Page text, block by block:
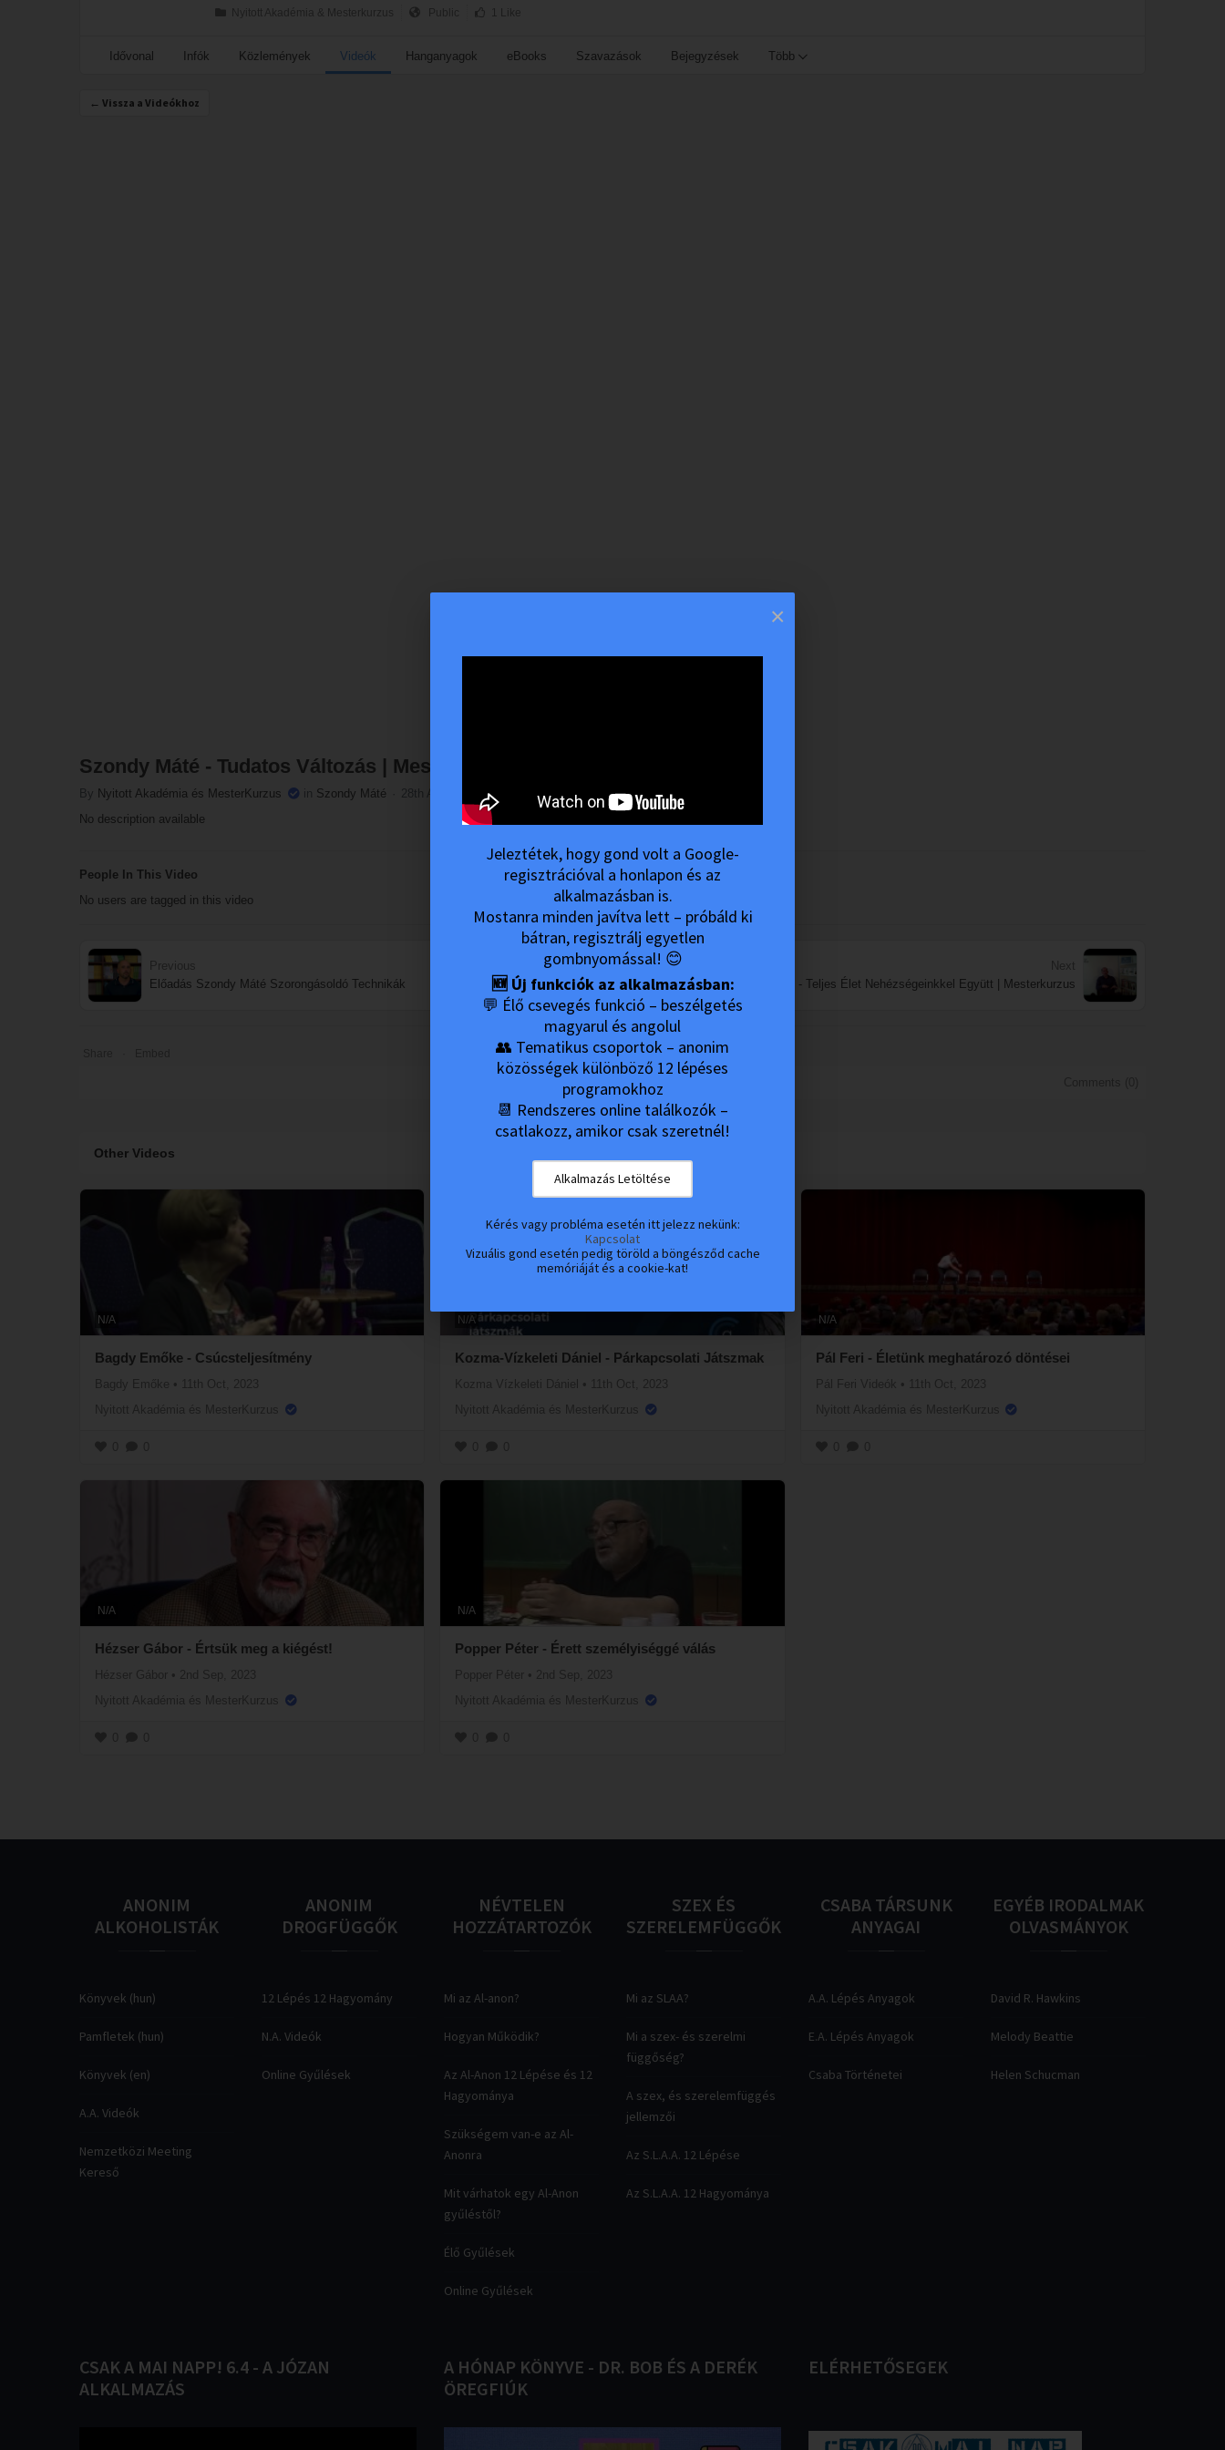
Nyitott Akadémia & Mesterkurzus Public 1 Like
Idővonal Infók Közlemények Videók Hanganyagok eBooks Szavazások Bejegyzések Több
← Vissza a Videókhoz
Szondy Máté - Tudatos Változás | Mesterkurzus
By Nyitott Akadémia és MesterKurzus in Szondy Máté 28th Aug, 2023
Video Duration: N/A
No description available
People In This Video
No users are tagged in this video
Previous
Előadás Szondy Máté Szorongásoldó Technikák
Next
Szondy Máté - Teljes Élet Nehézségeinkkel Együtt | Mesterkurzus
Other Videos
N/A
Bagdy Emőke - Csúcsteljesítmény
Bagdy Emőke •
11th Oct, 2023
Nyitott Akadémia és MesterKurzus
N/A
Kozma-Vízkeleti Dániel - Párkapcsolati Játszmak
Kozma Vízkeleti Dániel •
11th Oct, 2023
Nyitott Akadémia és MesterKurzus
N/A
Pál Feri - Életünk meghatározó döntései
Pál Feri Videók •
11th Oct, 2023
Nyitott Akadémia és MesterKurzus
N/A
Hézser Gábor - Értsük meg a kiégést!
Hézser Gábor •
2nd Sep, 2023
Nyitott Akadémia és MesterKurzus
N/A
Popper Péter - Érett személyiséggé válás
Popper Péter •
2nd Sep, 2023
Nyitott Akadémia és MesterKurzus
ANONIM
ALKOHOLISTÁK
Könyvek (hun)
Pamfletek (hun)
Könyvek (en)
A.A. Videók
Nemzetközi Meeting
Kereső
ANONIM
DROGFÜGGŐK
12 Lépés 12 Hagyomány
N.A. Videók
Online Gyűlések
NÉVTELEN
HOZZÁTARTOZÓK
Mi az Al-anon?
Hogyan Működik?
Az Al-Anon 12 Lépése és 12
Hagyománya
Szükségem van-e az Al-
Anonra
Mit várhatok egy Al-Anon
gyűléstől?
Élő Gyűlések
Online Gyűlések
SZEX ÉS
SZERELEMFÜGGŐK
Mi az SLAA?
Mi a szex- és szerelmi
függőség?
A szex, és szerelemfüggés
jellemzői
Az S.L.A.A. 12 Lépése
Az S.L.A.A. 12 Hagyománya
CSABA TÁRSUNK
ANYAGAI
A.A. Lépés Anyagok
E.A. Lépés Anyagok
Csaba Történetei
EGYÉB IRODALMAK
OLVASMÁNYOK
David R. Hawkins
Melody Beattie
Helen Schucman
CSAK A MAI NAPP! 6.4 - A JÓZAN
ALKALMAZÁS
A HÓNAP KÖNYVE - DR. BOB ÉS A DERÉK
ÖREGFIÚK
ELÉRHETŐSEGEK
×
Jeleztétek, hogy gond volt a Google-
regisztrációval a honlapon és az
alkalmazásban is.
Mostanra minden javítva lett – próbáld ki
bátran, regisztrálj egyetlen
gombnyomással! 😊
🆕 Új funkciók az alkalmazásban:
💬 Élő csevegés funkció – beszélgetés
magyarul és angolul
👥 Tematikus csoportok – anonim
közösségek különböző 12 lépéses
programokhoz
📆 Rendszeres online találkozók –
csatlakozz, amikor csak szeretnél!
Alkalmazás Letöltése
Kérés vagy probléma esetén itt jelezz nekünk:
Kapcsolat
Vizuális gond esetén pedig töröld a böngésződ cache
memóriáját és a cookie-kat!